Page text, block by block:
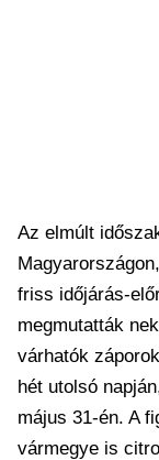
Az elmúlt
friss időjárás-
megmutatták
várhatók
hét utolsó
május 31-én. A
vármegye is